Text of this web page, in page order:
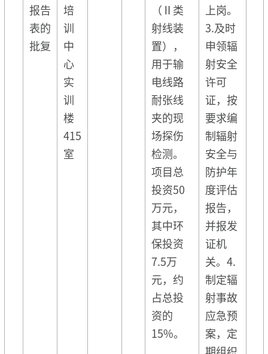
报告
表的
批复
培
训
中
心
实
训
楼
415
室
（Ⅱ类
射线装
置），
用于输
电线路
耐张线
夹的现
场探伤
检测。
项目总
投资50
万元，
其中环
保投资
7.5万
元，约
占总投
资的
15%。
上岗。
3.及时
申领辐
射安全
许可
证，按
要求编
制辐射
安全与
防护年
度评估
报告，
并报发
证机
关。4.
制定辐
射事故
应急预
案，定